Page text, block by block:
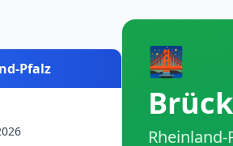
Pfalz
🌉
Rheinland-